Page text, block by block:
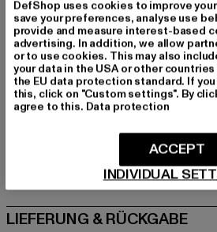
Baumwolle
Art.Nr: JCCHU0008-00007
Hersteller: INK GmbH |
Schnellgasse 2 | 52249 Eschweiler
GRÖSSE & PASSFORM
PFLEGEHINWEISE
LIEFERUNG & RÜCKGABE
DefShop uses cookies to improve
save your preferences, analyse use
provide and measure interest-based
advertising. In addition, we allow
or to use cookies. This may also
your data in the USA or other
the EU data protection standard. If
this, click on "Custom settings". By
agree to this. Data protection
INDIVIDUAL
ACCEPT